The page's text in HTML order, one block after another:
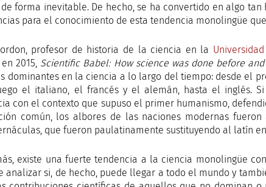
forma inevitable. De hecho, se ha convertido en algo
para el conocimiento de esta tendencia monolingüe
profesor de historia de la ciencia en la
2015, Scientific Babel: How science was done before
dominantes en la ciencia a lo largo del tiempo: desde el
el italiano, el francés y el alemán, hasta el inglés. Si
con el contexto que supuso el primer humanismo,
común, los albores de las naciones modernas
que fueron paulatinamente sustituyendo al latín
existe una fuerte tendencia a la ciencia monolingüe
analizar si, de hecho, puede llegar a todo el mundo y